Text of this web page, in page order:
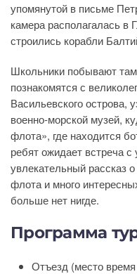
упомянутой в письме
камера располагалась в
строились корабли
Школьники побывают
познакомятся с
Васильевского острова,
военно-морской музей,
флота», где находится
ребят ожидает встреча
увлекательный рассказ
флота и много
больше нет нигде.
Программа
Отъезд (место